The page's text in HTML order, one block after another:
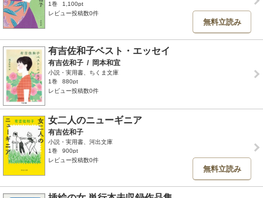
1巻
1,100pt
レビュー投稿数0件
無料立読み
有吉佐和子ベスト・エッセイ
有吉佐和子 / 岡本和宜
小説・実用書、ちくま文庫
1巻
880pt
レビュー投稿数0件
女二人のニューギニア
有吉佐和子
小説・実用書、河出文庫
1巻
900pt
レビュー投稿数0件
無料立読み